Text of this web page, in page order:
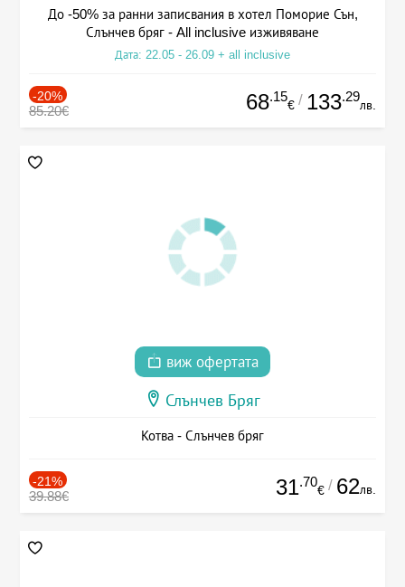
До -50% за ранни записвания в хотел Поморие Сън,
Слънчев бряг - All inclusive изживяване
Дата: 22.05 - 26.09 + all inclusive
-20%
85.20€ 68.15
€ / 133.29
лв.
виж офертата
Слънчев Бряг
Котва - Слънчев бряг
-21%
39.88€ 31.70
€ / 62лв.